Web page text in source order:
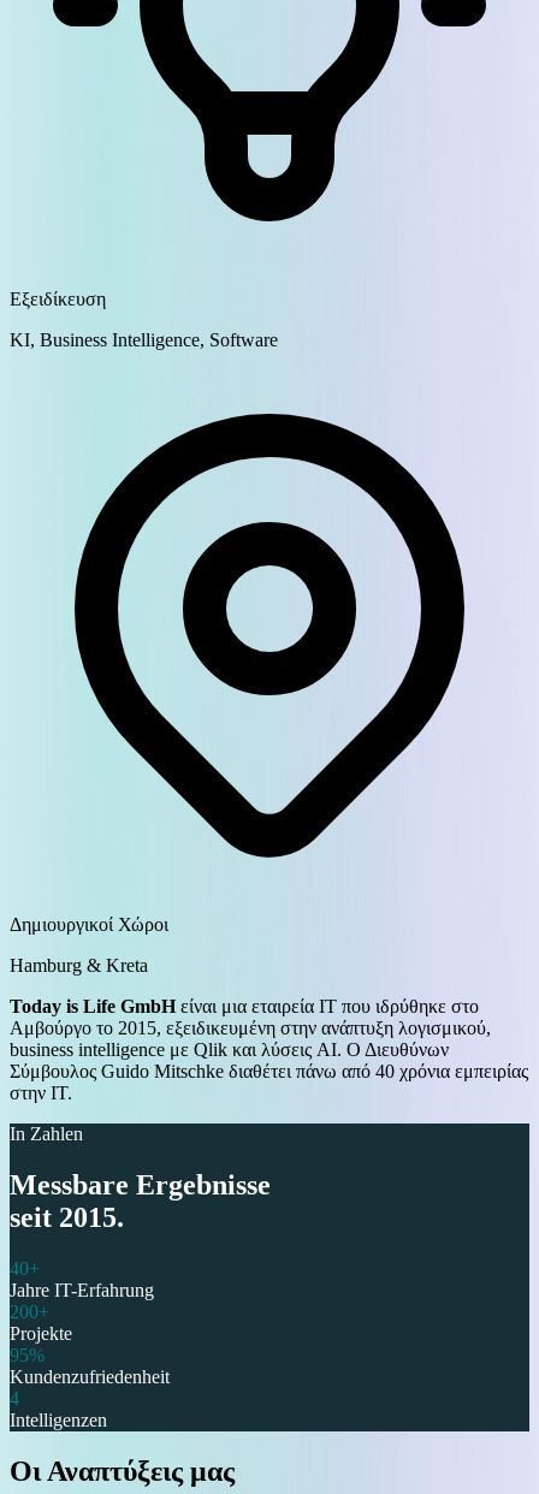
Εξειδίκευση
KI, Business Intelligence, Software
Δημιουργικοί Χώροι
Hamburg & Kreta
Today is Life GmbHείναι μια εταιρεία IT που ιδρύθηκε στο
Αμβούργο το 2015, εξειδικευμένη στην ανάπτυξη λογισμικού,
business intelligence με Qlik και λύσεις AI. Ο Διευθύνων
Σύμβουλος Guido Mitschke διαθέτει πάνω από 40 χρόνια εμπειρίας
στην IT.
In Zahlen
Messbare Ergebnisse
seit 2015.
40+
Jahre IT-Erfahrung
200+
Projekte
95%
Kundenzufriedenheit
4
Intelligenzen
Οι Αναπτύξεις μας